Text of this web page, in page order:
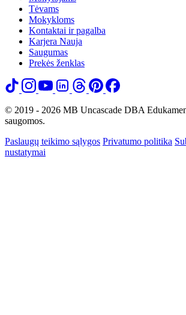
Tėvams
Mokykloms
Kontaktai ir pagalba
Karjera Nauja
Saugumas
Prekės ženklas
© 2019 - 2026 MB Uncascade DBA
saugomos.
Paslaugų teikimo sąlygos Privatumo politika
nustatymai